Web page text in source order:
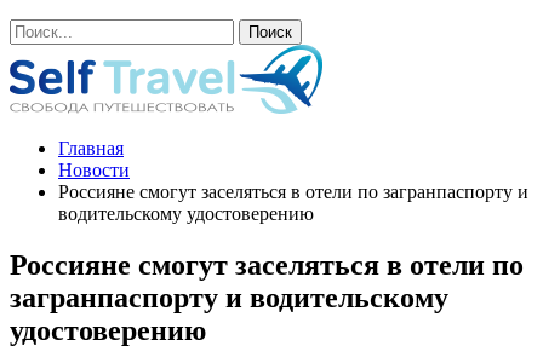
Главная
Новости
Россияне смогут заселяться в отели по загранпаспорту и
водительскому удостоверению
Россияне смогут заселяться в отели по
загранпаспорту и водительскому
удостоверению